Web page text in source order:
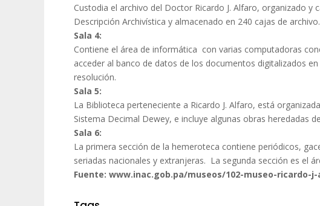
Custodia el archivo del Doctor Ricardo J. Alfaro, organizado y
Descripción Archivística y almacenado en 240 cajas de archivo.
Sala 4:
Contiene el área de informática con varias computadoras
acceder al banco de datos de los documentos digitalizados
resolución.
Sala 5:
La Biblioteca perteneciente a Ricardo J. Alfaro, está
Sistema Decimal Dewey, e incluye algunas obras heredadas
Sala 6:
La primera sección de la hemeroteca contiene periódicos,
seriadas nacionales y extranjeras. La segunda sección es el
Fuente: www.inac.gob.pa/museos/102-museo-ricardo-